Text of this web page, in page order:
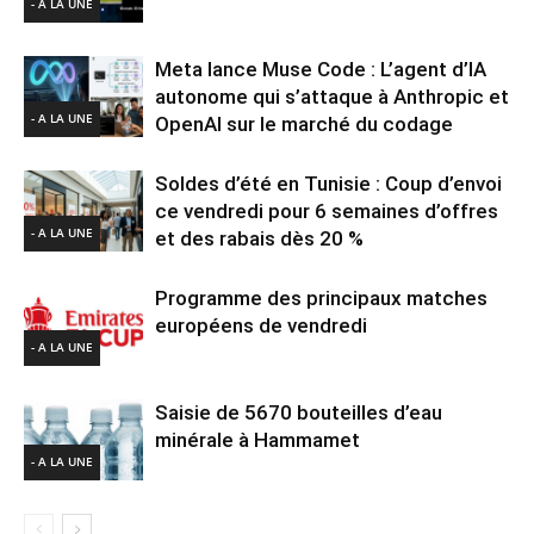
- A LA UNE
- A LA UNE
Meta lance Muse Code : L’agent d’IA
autonome qui s’attaque à Anthropic et
OpenAI sur le marché du codage
- A LA UNE
Soldes d’été en Tunisie : Coup d’envoi
ce vendredi pour 6 semaines d’offres
et des rabais dès 20 %
- A LA UNE
Programme des principaux matches
européens de vendredi
- A LA UNE
Saisie de 5670 bouteilles d’eau
minérale à Hammamet